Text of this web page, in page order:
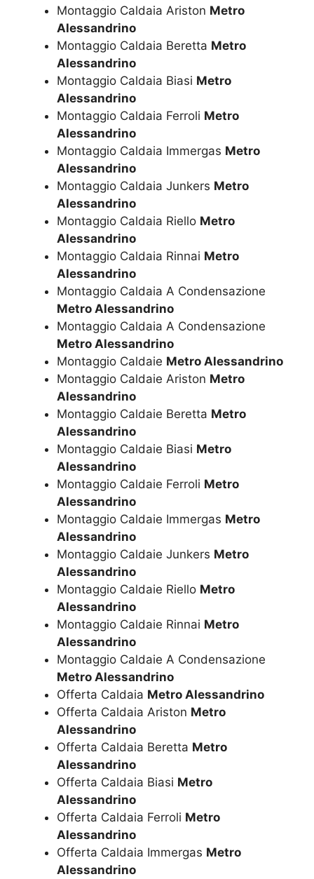
Montaggio Caldaia Ariston Metro
Alessandrino
Montaggio Caldaia Beretta Metro
Alessandrino
Montaggio Caldaia Biasi Metro
Alessandrino
Montaggio Caldaia Ferroli Metro
Alessandrino
Montaggio Caldaia Immergas Metro
Alessandrino
Montaggio Caldaia Junkers Metro
Alessandrino
Montaggio Caldaia Riello Metro
Alessandrino
Montaggio Caldaia Rinnai Metro
Alessandrino
Montaggio Caldaia A Condensazione
Metro Alessandrino
Montaggio Caldaia A Condensazione
Metro Alessandrino
Montaggio Caldaie Metro Alessandrino
Montaggio Caldaie Ariston Metro
Alessandrino
Montaggio Caldaie Beretta Metro
Alessandrino
Montaggio Caldaie Biasi Metro
Alessandrino
Montaggio Caldaie Ferroli Metro
Alessandrino
Montaggio Caldaie Immergas Metro
Alessandrino
Montaggio Caldaie Junkers Metro
Alessandrino
Montaggio Caldaie Riello Metro
Alessandrino
Montaggio Caldaie Rinnai Metro
Alessandrino
Montaggio Caldaie A Condensazione
Metro Alessandrino
Offerta Caldaia Metro Alessandrino
Offerta Caldaia Ariston Metro
Alessandrino
Offerta Caldaia Beretta Metro
Alessandrino
Offerta Caldaia Biasi Metro
Alessandrino
Offerta Caldaia Ferroli Metro
Alessandrino
Offerta Caldaia Immergas Metro
Alessandrino